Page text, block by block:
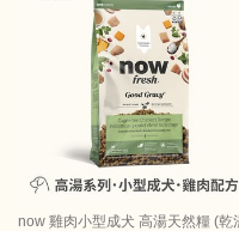
now 雞肉小型成犬 高湯天然糧 (乾